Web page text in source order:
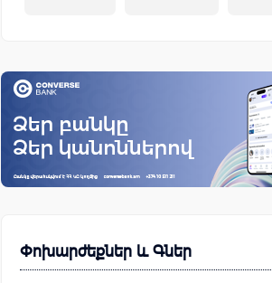
Փոխարժեքներ և Գներ